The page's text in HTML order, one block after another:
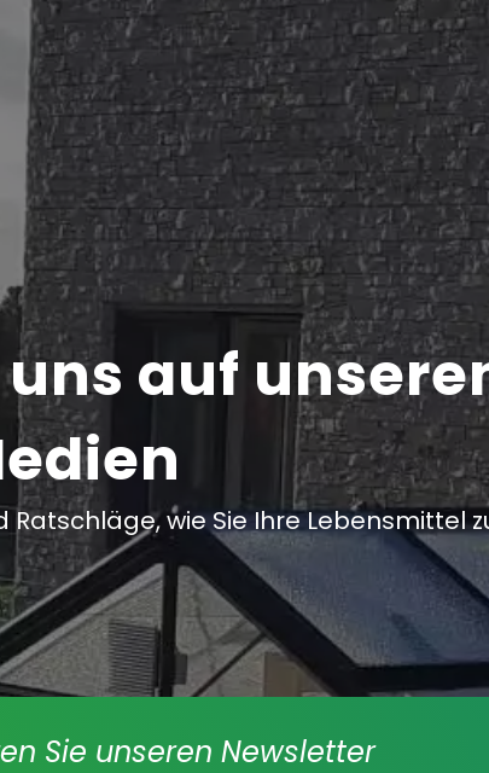
uns auf
Ratschläge, wie Sie Ihre Lebensmittel
Sie unseren Newsletter